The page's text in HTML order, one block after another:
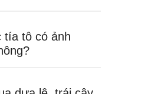
tía tô có ảnh